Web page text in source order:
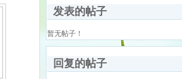
发表的帖子
暂无帖子！
回复的帖子